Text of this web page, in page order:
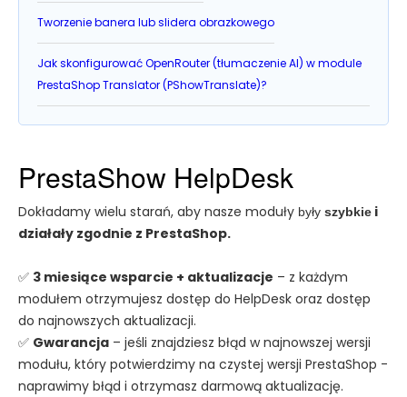
Tworzenie banera lub slidera obrazkowego
Jak skonfigurować OpenRouter (tłumaczenie AI) w module
PrestaShop Translator (PShowTranslate)?
PrestaShow HelpDesk
Dokładamy wielu starań, aby nasze moduły były szybkie i
działały zgodnie z PrestaShop.
✅ 3 miesiące wsparcie + aktualizacje – z każdym
modułem otrzymujesz dostęp do HelpDesk oraz dostęp
do najnowszych aktualizacji.
✅ Gwarancja – jeśli znajdziesz błąd w najnowszej wersji
modułu, który potwierdzimy na czystej wersji PrestaShop -
naprawimy błąd i otrzymasz darmową aktualizację.